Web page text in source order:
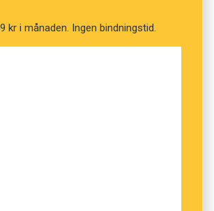
kr i månaden. Ingen bindningstid.